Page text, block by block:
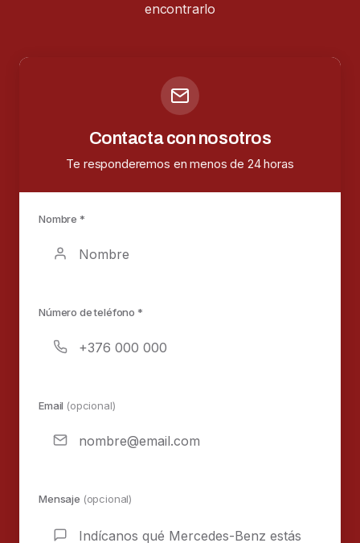
encontrarlo
Contacta con nosotros
Te responderemos en menos de 24 horas
Nombre *
Número de teléfono *
Email (opcional)
Mensaje (opcional)